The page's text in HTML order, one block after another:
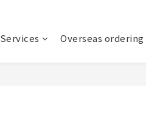
Services Overseas ordering